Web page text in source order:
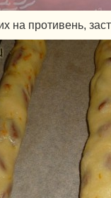
на противень,